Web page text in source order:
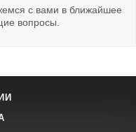
с вами в ближайшее
вопросы.